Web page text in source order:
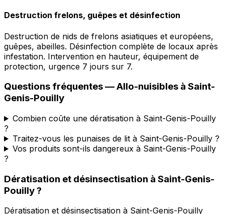
Destruction frelons, guêpes et désinfection
Destruction de nids de frelons asiatiques et européens,
guêpes, abeilles. Désinfection complète de locaux après
infestation. Intervention en hauteur, équipement de
protection, urgence 7 jours sur 7.
Questions fréquentes —Allo-nuisibles à Saint-
Genis-Pouilly
Combien coûte une dératisation à Saint-Genis-Pouilly
?
Traitez-vous les punaises de lit à Saint-Genis-Pouilly ?
Vos produits sont-ils dangereux à Saint-Genis-Pouilly
?
Dératisation et désinsectisation à Saint-Genis-
Pouilly?
Dératisation et désinsectisation à Saint-Genis-Pouilly